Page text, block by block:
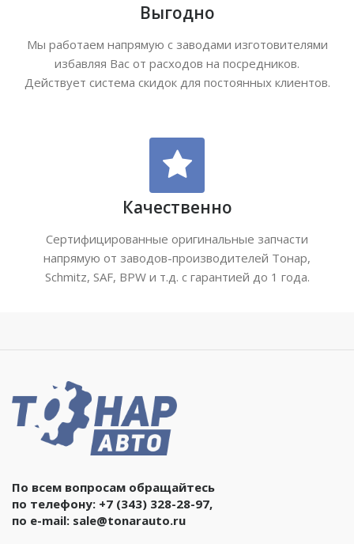
Выгодно
Мы работаем напрямую с заводами изготовителями
избавляя Вас от расходов на посредников.
Действует система скидок для постоянных клиентов.
Качественно
Сертифицированные оригинальные запчасти
напрямую от заводов-производителей Тонар,
Schmitz, SAF, BPW и т.д. с гарантией до 1 года.
По всем вопросам обращайтесь
по телефону: +7 (343) 328-28-97,
по e-mail: sale@tonarauto.ru